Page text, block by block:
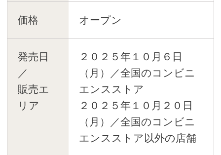
価格 オープン
発売日
／
販売エ
リア
２０２５年１０月６日
（月）／全国のコンビニ
エンスストア
２０２５年１０月２０日
（月）／全国のコンビニ
エンスストア以外の店舗